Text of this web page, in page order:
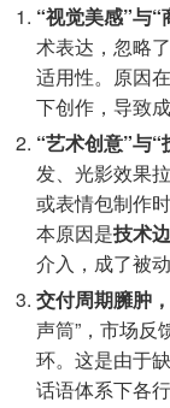
“视觉美感”与“
术表达，忽略
适用性。原因
下创作，导致
“艺术创意”与“
发、光影效果
或表情包制作
本原因是技术
介入，成了被动
交付周期臃肿
声筒”，市场反
环。这是由于
话语体系下各行